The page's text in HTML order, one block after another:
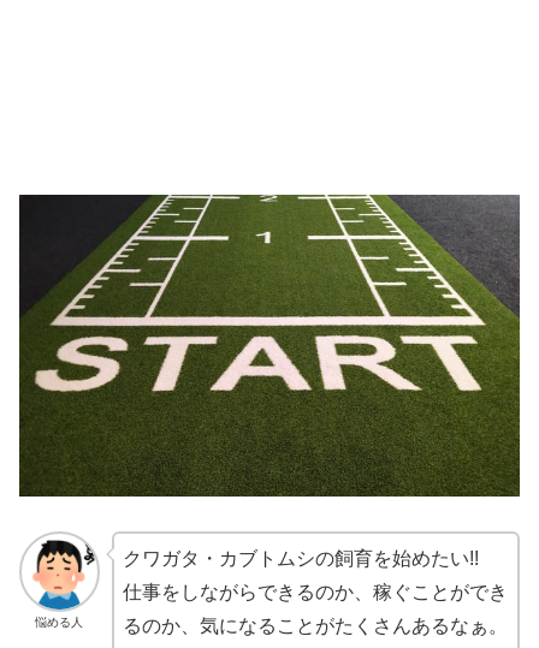
悩める人
クワガタ・カブトムシの飼育を始めたい!!
仕事をしながらできるのか、稼ぐことができ
るのか、気になることがたくさんあるなぁ。